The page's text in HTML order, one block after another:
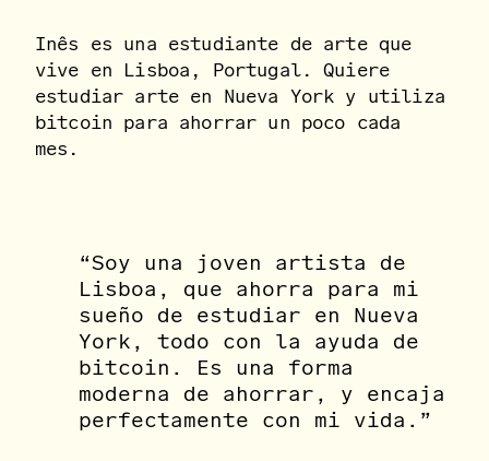
Inês es una estudiante de arte que
vive en Lisboa, Portugal. Quiere
estudiar arte en Nueva York y utiliza
bitcoin para ahorrar un poco cada
mes.
“Soy una joven artista de
Lisboa, que ahorra para mi
sueño de estudiar en Nueva
York, todo con la ayuda de
bitcoin. Es una forma
moderna de ahorrar, y encaja
perfectamente con mi vida.”